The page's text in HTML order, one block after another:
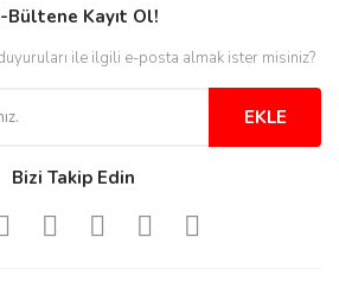
Bültene Kayıt Ol!
ile ilgili e-posta almak ister misiniz?
EKLE
Bizi Takip Edin